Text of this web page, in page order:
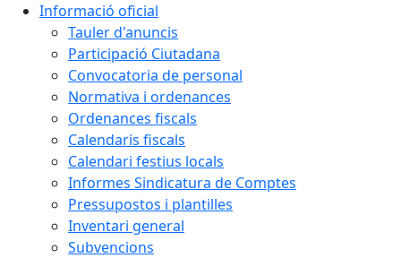
Informació oficial
Tauler d'anuncis
Participació Ciutadana
Convocatoria de personal
Normativa i ordenances
Ordenances fiscals
Calendaris fiscals
Calendari festius locals
Informes Sindicatura de Comptes
Pressupostos i plantilles
Inventari general
Subvencions